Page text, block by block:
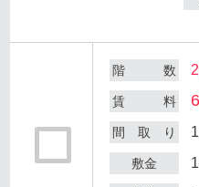
階 数
賃 料
間 取 り
敷金